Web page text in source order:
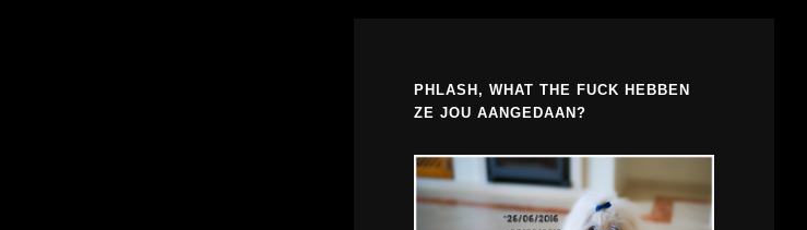
PHLASH, WHAT THE FUCK HEBBEN
ZE JOU AANGEDAAN?